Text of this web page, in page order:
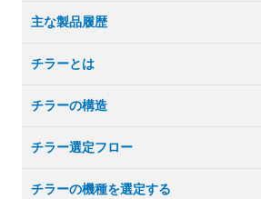
主な製品履歴
チラーとは
チラーの構造
チラー選定フロー
チラーの機種を選定する